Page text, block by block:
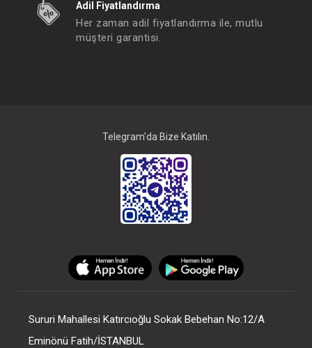
Adil Fiyatlandırma
Her zaman adil fiyatlandırma ile, mutlu
müşteri garantisi.
Telegram'da Bize Katılın.
Sururi Mahallesi Katırcıoğlu Sokak Bebehan No:12/A
Eminönü Fatih/İSTANBUL